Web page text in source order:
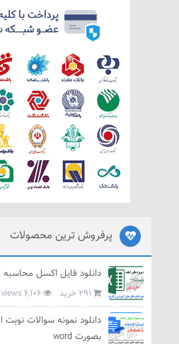
پرفروش ترین محصولات
دانلود فایل اکسل
291 خرید 6,106 views
دانلود نمونه سوالات
بصورت word